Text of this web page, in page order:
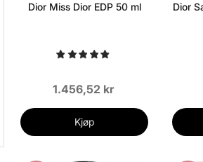
Dior Miss Dior EDP 50 ml
1.456,52 kr
Kjøp
Dior